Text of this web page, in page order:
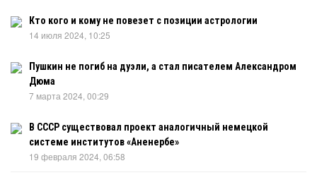
Кто кого и кому не повезет с позиции астрологии
14 июля 2024, 10:25
Пушкин не погиб на дуэли, а стал писателем Александром
Дюма
7 марта 2024, 00:29
В СССР существовал проект аналогичный немецкой
системе институтов «Аненербе»
19 февраля 2024, 06:58